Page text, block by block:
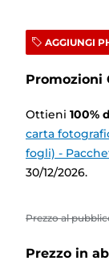
AGGIUNGI
Promozioni
Ottieni 100%
carta
fogli) -
30/12/2026.
Prezzo al
Prezzo in